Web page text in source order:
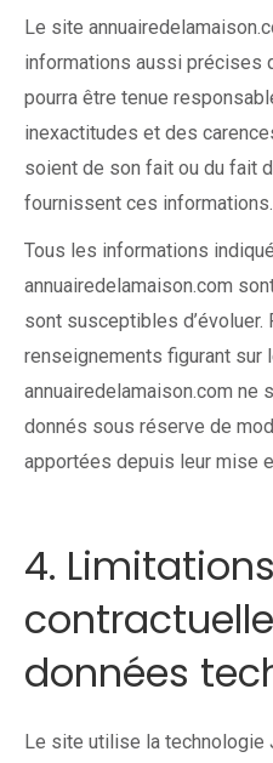
Le site
informations aussi précises
pourra être tenue
inexactitudes et des
soient de son fait ou du fait
fournissent ces informations.
Tous les informations
annuairedelamaison.com
sont susceptibles d’évoluer.
renseignements figurant sur
annuairedelamaison.com
donnés sous réserve de
apportées depuis leur mise
4. Limitations
données
Le site utilise la technologie